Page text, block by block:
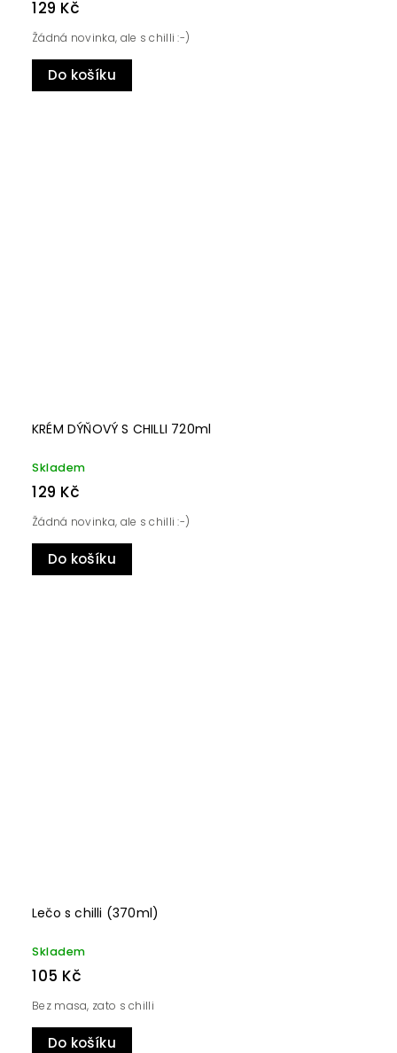
129 Kč
Do košíku
Žádná novinka, ale s chilli :-)
KRÉM DÝŇOVÝ S CHILLI 720ml
Skladem
129 Kč
Do košíku
Žádná novinka, ale s chilli :-)
Lečo s chilli (370ml)
Skladem
105 Kč
Do košíku
Bez masa, zato s chilli